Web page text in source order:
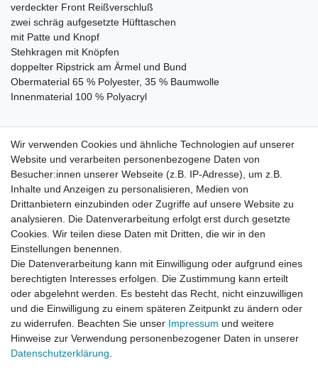
verdeckter Front Reißverschluß
zwei schräg aufgesetzte Hüfttaschen
mit Patte und Knopf
Stehkragen mit Knöpfen
doppelter Ripstrick am Ärmel und Bund
Obermaterial 65 % Polyester, 35 % Baumwolle
Innenmaterial 100 % Polyacryl
ÄHNLICH
Harrington Jacke Beige
Artikel anzeigen
Harrington Jacke NavyBlue
Wir verwenden Cookies und ähnliche Technologien auf unserer
Website und verarbeiten personenbezogene Daten von
Besucher:innen unserer Webseite (z.B. IP-Adresse), um z.B.
Inhalte und Anzeigen zu personalisieren, Medien von
Drittanbietern einzubinden oder Zugriffe auf unsere Website zu
analysieren. Die Datenverarbeitung erfolgt erst durch gesetzte
Cookies. Wir teilen diese Daten mit Dritten, die wir in den
Einstellungen benennen.
Die Datenverarbeitung kann mit Einwilligung oder aufgrund eines
berechtigten Interesses erfolgen. Die Zustimmung kann erteilt
oder abgelehnt werden. Es besteht das Recht, nicht einzuwilligen
und die Einwilligung zu einem späteren Zeitpunkt zu ändern oder
zu widerrufen. Beachten Sie unser Impressum und weitere
Hinweise zur Verwendung personenbezogener Daten in unserer
Daten­schutz­erklärung